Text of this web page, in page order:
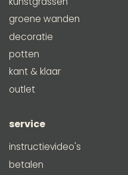
groene wanden
decoratie
potten
kant & klaar
outlet
service
instructievideo's
betalen